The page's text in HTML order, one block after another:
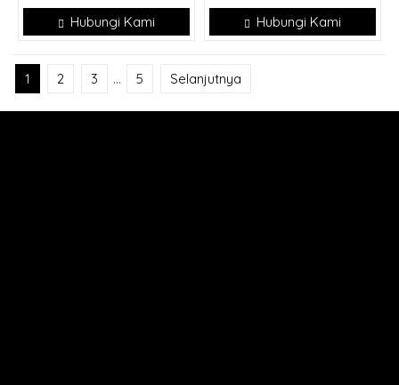
Hubungi Kami Hubungi Kami
1 2 3 … 5 Selanjutnya